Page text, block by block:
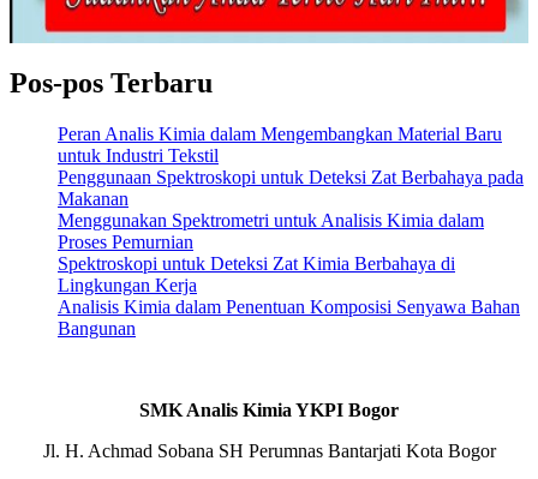
Pos-pos Terbaru
Peran Analis Kimia dalam Mengembangkan Material Baru
untuk Industri Tekstil
Penggunaan Spektroskopi untuk Deteksi Zat Berbahaya pada
Makanan
Menggunakan Spektrometri untuk Analisis Kimia dalam
Proses Pemurnian
Spektroskopi untuk Deteksi Zat Kimia Berbahaya di
Lingkungan Kerja
Analisis Kimia dalam Penentuan Komposisi Senyawa Bahan
Bangunan
SMK Analis Kimia YKPI Bogor
Jl. H. Achmad Sobana SH Perumnas Bantarjati Kota Bogor